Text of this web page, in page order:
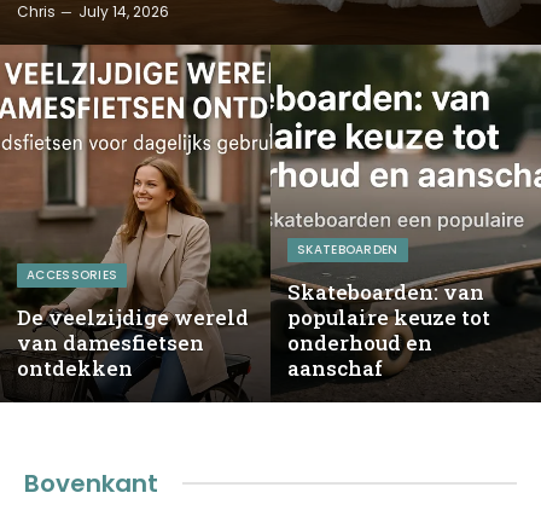
Chris July 14, 2026
ACCESSORIES
De veelzijdige wereld
van damesfietsen
ontdekken
SKATEBOARDEN
Skateboarden: van
populaire keuze tot
onderhoud en
aanschaf
Bovenkant